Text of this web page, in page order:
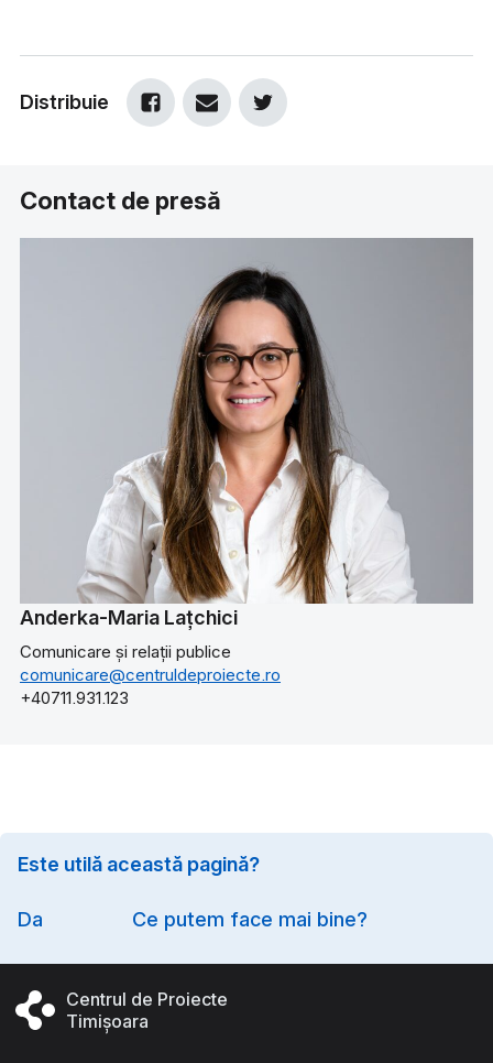
Distribuie
Contact de presă
Anderka-Maria Lațchici
Comunicare și relații publice
comunicare@centruldeproiecte.ro
+40711.931.123
Este utilă această pagină?
Da Ce putem face mai bine?
Centrul de Proiecte
Timișoara